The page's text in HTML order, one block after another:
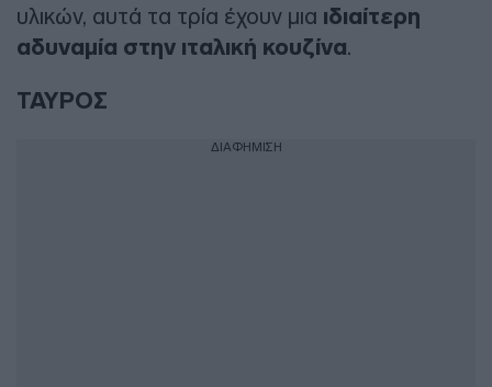
υλικών, αυτά τα τρία έχουν μια ιδιαίτερη
αδυναμία στην ιταλική κουζίνα.
ΤΑΥΡΟΣ
ΔΙΑΦΗΜΙΣΗ